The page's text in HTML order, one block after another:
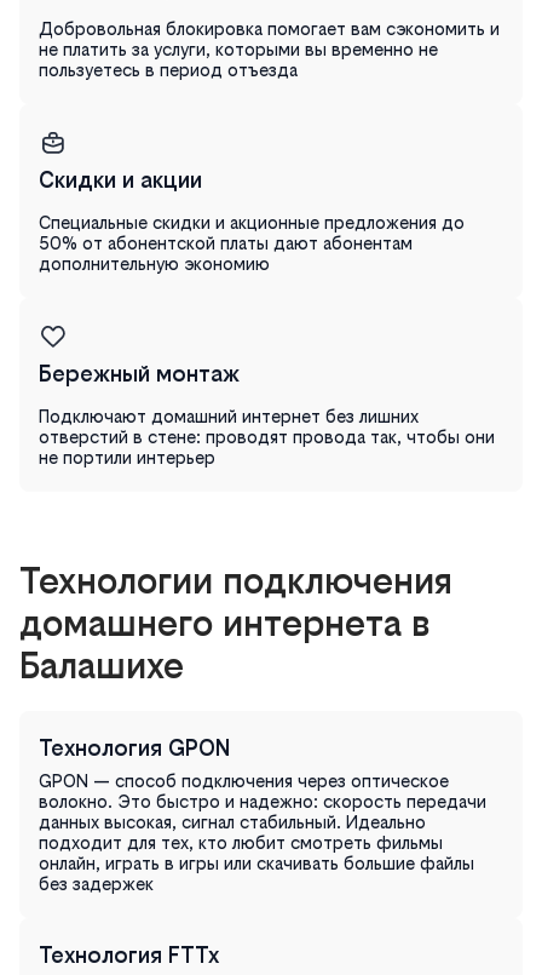
Добровольная блокировка помогает вам сэкономить и
не платить за услуги, которыми вы временно не
пользуетесь в период отъезда
Скидки и акции
Специальные скидки и акционные предложения до
50% от абонентской платы дают абонентам
дополнительную экономию
Бережный монтаж
Подключают домашний интернет без лишних
отверстий в стене: проводят провода так, чтобы они
не портили интерьер
Технологии подключения
домашнего интернета в
Балашихе
Технология GPON
GPON — способ подключения через оптическое
волокно. Это быстро и надежно: скорость передачи
данных высокая, сигнал стабильный. Идеально
подходит для тех, кто любит смотреть фильмы
онлайн, играть в игры или скачивать большие файлы
без задержек
Технология FTTx